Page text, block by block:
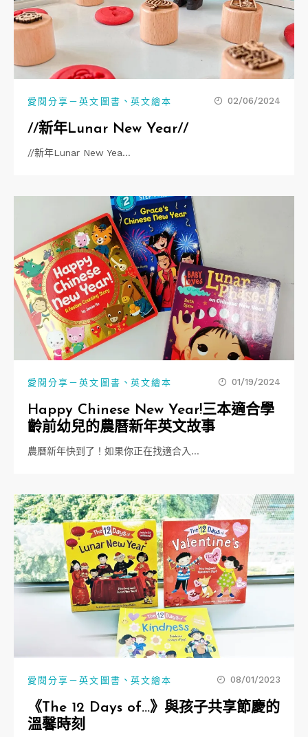
愛閱分享－英文圖書 、 英文繪本 02/06/2024
//新年Lunar New Year//
//新年Lunar New Yea…
愛閱分享－英文圖書 、 英文繪本 01/19/2024
Happy Chinese New Year!三本適合學
齡前幼兒的農曆新年英文故事
農曆新年快到了！如果你正在找適合入…
愛閱分享－英文圖書 、 英文繪本 08/01/2023
《The 12 Days of…》與孩子共享節慶的
溫馨時刻